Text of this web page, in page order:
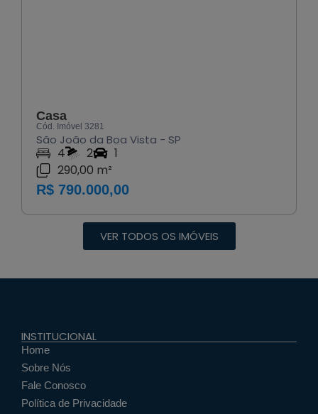
Casa
Cód. Imóvel 3281
São João da Boa Vista - SP
4 2
1
290,00 m²
R$ 790.000,00
VER TODOS OS IMÓVEIS
INSTITUCIONAL
Home
Sobre Nós
Fale Conosco
Política de Privacidade